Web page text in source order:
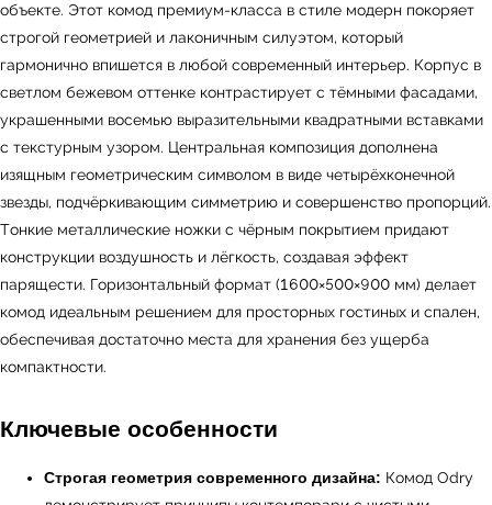
объекте. Этот комод премиум-класса в стиле модерн покоряет
строгой геометрией и лаконичным силуэтом, который
гармонично впишется в любой современный интерьер. Корпус в
светлом бежевом оттенке контрастирует с тёмными фасадами,
украшенными восемью выразительными квадратными вставками
с текстурным узором. Центральная композиция дополнена
изящным геометрическим символом в виде четырёхконечной
звезды, подчёркивающим симметрию и совершенство пропорций.
Тонкие металлические ножки с чёрным покрытием придают
конструкции воздушность и лёгкость, создавая эффект
парящести. Горизонтальный формат (1600×500×900 мм) делает
комод идеальным решением для просторных гостиных и спален,
обеспечивая достаточно места для хранения без ущерба
компактности.
Ключевые особенности
Строгая геометрия современного дизайна: Комод Odry